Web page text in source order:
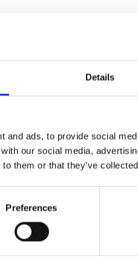
Details
and ads, to provide social
our social media,
them or that they’ve
Preferences
Gelegen in
Duinen, is Grand
Ook bieden ze een
ontdekken. Ben je op
natuur of een actief
ideale fiets voor jouw
Drunense Duinen en
op de fiets en begint